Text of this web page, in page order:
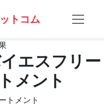
トコム
エスフリー
メント
トメント